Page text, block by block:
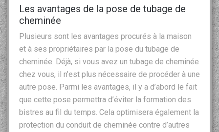
Les avantages de la pose de tubage de
cheminée
Plusieurs sont les avantages procurés à la maison
et à ses propriétaires par la pose du tubage de
cheminée. Déjà, si vous avez un tubage de cheminée
chez vous, il n’est plus nécessaire de procéder à une
autre pose. Parmi les avantages, il y a d’abord le fait
que cette pose permettra d’éviter la formation des
bistres au fil du temps. Cela optimisera également la
protection du conduit de cheminée contre d’autres